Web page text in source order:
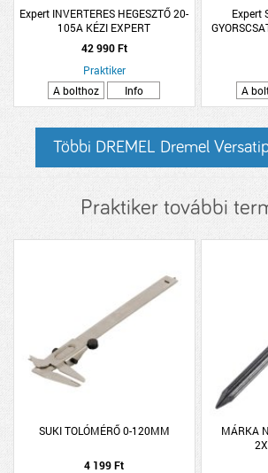
Expert INVERTERES HEGESZTŐ 20-
105A KÉZI EXPERT
42 990 Ft
Praktiker
A bolthoz
Info
Expert
A
Többi DREMEL Dremel
Praktiker további
SUKI TOLÓMÉRŐ 0-120MM
4 199 Ft
MÁRKA